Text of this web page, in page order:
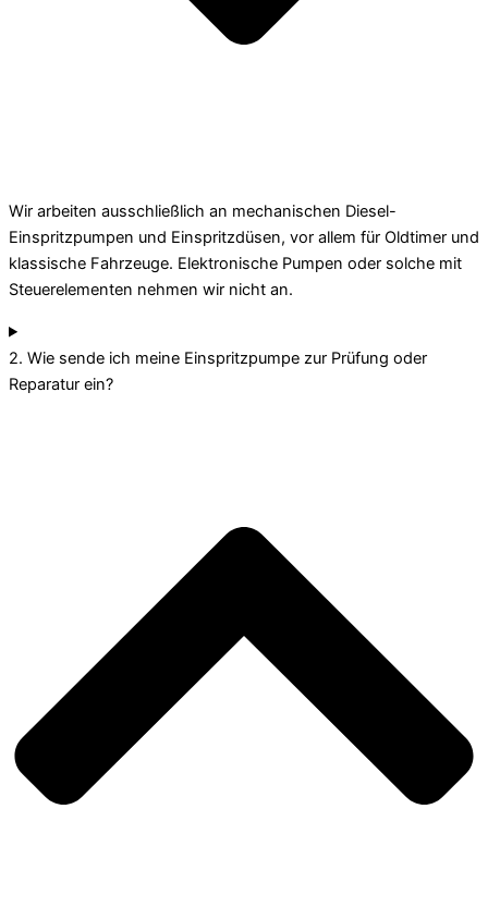
Wir arbeiten ausschließlich an mechanischen Diesel-
Einspritzpumpen und Einspritzdüsen, vor allem für Oldtimer und
klassische Fahrzeuge. Elektronische Pumpen oder solche mit
Steuerelementen nehmen wir nicht an.
2. Wie sende ich meine Einspritzpumpe zur Prüfung oder
Reparatur ein?